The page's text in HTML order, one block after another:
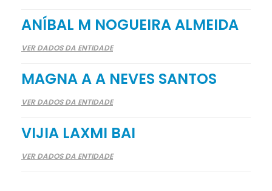
ANÍBAL M NOGUEIRA ALMEIDA
VER DADOS DA ENTIDADE
MAGNA A A NEVES SANTOS
VER DADOS DA ENTIDADE
VIJIA LAXMI BAI
VER DADOS DA ENTIDADE